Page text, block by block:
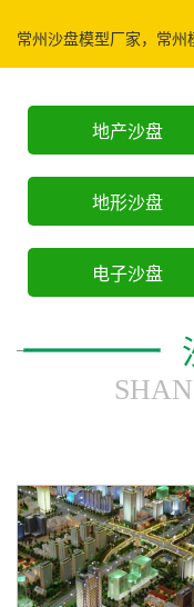
常州沙盘模型厂家，常州
地产沙盘
地形沙盘
电子沙盘